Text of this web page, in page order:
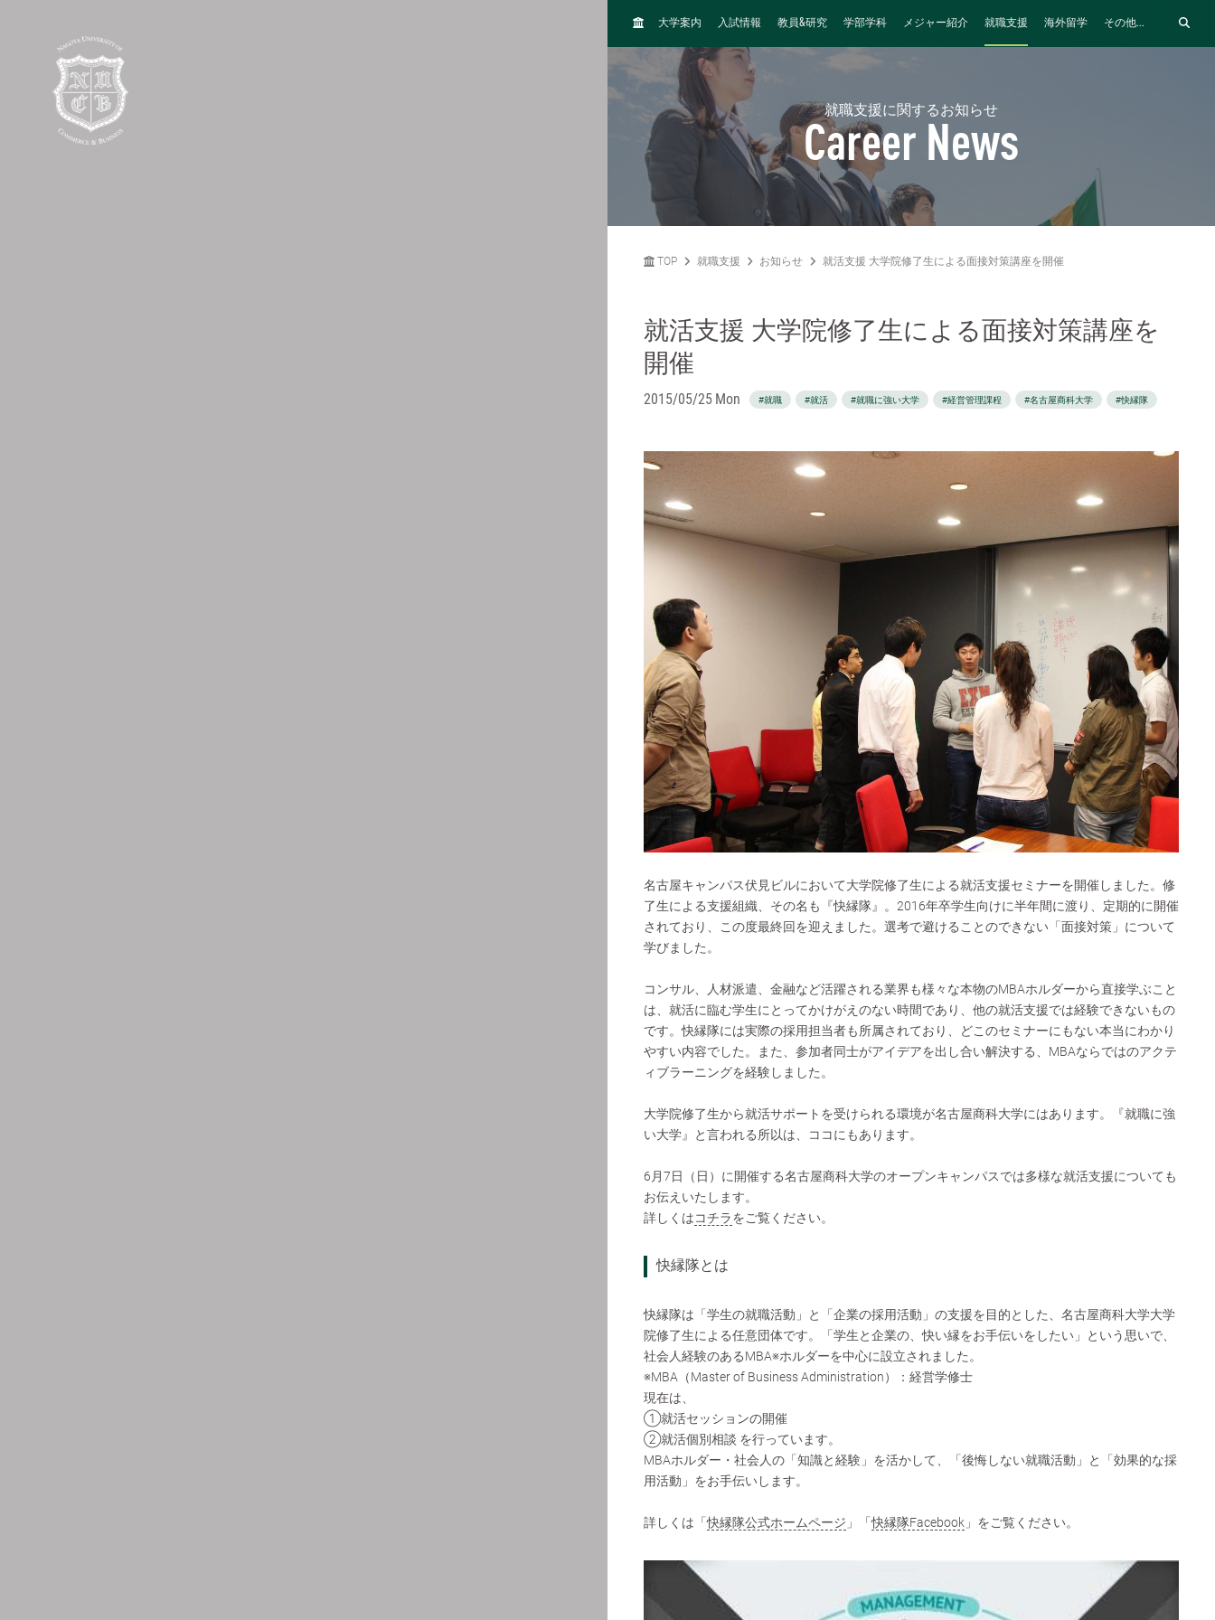
H
大学案内 入試情報 教員&研究 学部学科 メジャー紹介 就職支援 海外留学 その他...
就職支援に関するお知らせ
Career News
TOP 就職支援 お知らせ 就活支援 大学院修了生による面接対策講座を開催
就活支援 大学院修了生による面接対策講座を
開催
2015/05/25 Mon #就職 #就活 #就職に強い大学 #経営管理課程 #名古屋商科大学 #快縁隊
名古屋キャンパス伏見ビルにおいて大学院修了生による就活支援セミナーを開催しました。修
了生による支援組織、その名も『快縁隊』。2016年卒学生向けに半年間に渡り、定期的に開催
されており、この度最終回を迎えました。選考で避けることのできない「面接対策」について
学びました。
コンサル、人材派遣、金融など活躍される業界も様々な本物のMBAホルダーから直接学ぶこと
は、就活に臨む学生にとってかけがえのない時間であり、他の就活支援では経験できないもの
です。快縁隊には実際の採用担当者も所属されており、どこのセミナーにもない本当にわかり
やすい内容でした。また、参加者同士がアイデアを出し合い解決する、MBAならではのアクテ
ィブラーニングを経験しました。
大学院修了生から就活サポートを受けられる環境が名古屋商科大学にはあります。『就職に強
い大学』と言われる所以は、ココにもあります。
6月7日（日）に開催する名古屋商科大学のオープンキャンパスでは多様な就活支援についても
お伝えいたします。
詳しくはコチラをご覧ください。
快縁隊とは
快縁隊は「学生の就職活動」と「企業の採用活動」の支援を目的とした、名古屋商科大学大学
院修了生による任意団体です。「学生と企業の、快い縁をお手伝いをしたい」という思いで、
社会人経験のあるMBA※ホルダーを中心に設立されました。
※MBA（Master of Business Administration）：経営学修士
現在は、
①就活セッションの開催
②就活個別相談 を行っています。
MBAホルダー・社会人の「知識と経験」を活かして、「後悔しない就職活動」と「効果的な採
用活動」をお手伝いします。
詳しくは「快縁隊公式ホームページ 」「快縁隊Facebook 」をご覧ください。